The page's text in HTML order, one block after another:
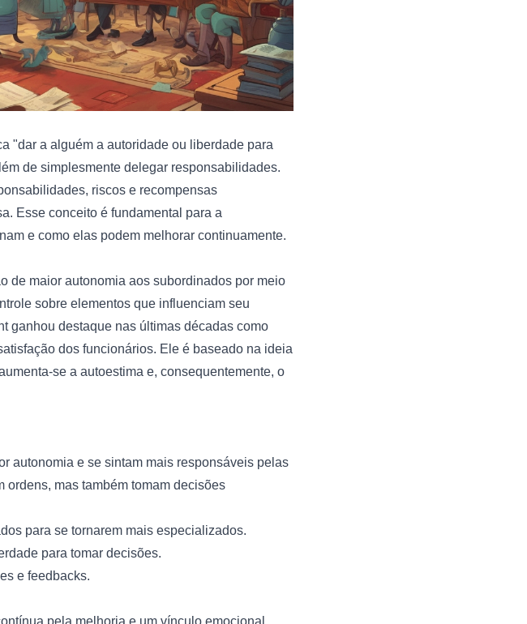
"dar a alguém a autoridade ou liberdade para
de simplesmente delegar responsabilidades.
riscos e recompensas
Esse conceito é fundamental para a
e como elas podem melhorar continuamente.
de maior autonomia aos subordinados por meio
sobre elementos que influenciam seu
ganhou destaque nas últimas décadas como
dos funcionários. Ele é baseado na ideia
se a autoestima e, consequentemente, o
autonomia e se sintam mais responsáveis pelas
ordens, mas também tomam decisões
para se tornarem mais especializados.
para tomar decisões.
e feedbacks.
pela melhoria e um vínculo emocional